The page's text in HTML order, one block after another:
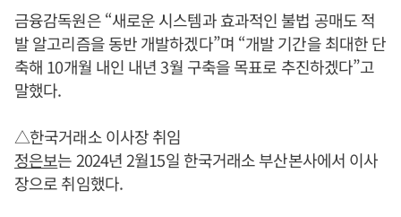
금융감독원은 “새로운 시스템과 효과적인 불법 공매도 적
발 알고리즘을 동반 개발하겠다”며 “개발 기간을 최대한 단
축해 10개월 내인 내년 3월 구축을 목표로 추진하겠다”고
말했다.
△한국거래소 이사장 취임
정은보는 2024년 2월15일 한국거래소 부산본사에서 이사
장으로 취임했다.